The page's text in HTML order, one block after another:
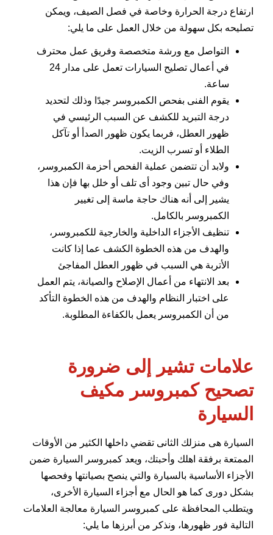
ارتفاع درجة الحرارة وخاصة في فصل الصيف، ويمكن
تصليحه بكل سهولة من خلال العمل على ما يلي:
التواصل مع ورشة متخصصة وفريق عمل محترف
في أعمال تصليح السيارات تعمل على مدار 24
ساعة.
يقوم الفنى بفحص الكمبروسر جيدًا وذلك لتحديد
درجة التبريد للكشف عن السبب الرئيسي في
ظهور العطل، فربما يكون ظهور الصدأ أو تآكل
الطلاء أو تسرب الزيت.
ولابد أن تتضمن عملية الفحص أحزمة الكمبروسر،
وفي حال تبين وجود أى تلف أو خلل بها فإن هذا
يشير إلى أنه هناك حاجة ماسة إلى تغيير
الكمبروسر بالكامل.
تنظيف الأجزاء الداخلية والخارجية للكمبروسر،
والهدف من هذه الخطوة الكشف عما إذا كانت
الأتربة هي السبب في ظهور العطل المفاجئ
بعد الانتهاء من أعمال الإصلاح والصيانة، يتم العمل
على اختبار النظام والهدف من هذه الخطوة التأكد
من أن الكمبروسر يعمل بالكفاءة المطلوبة.
علامات تشير إلى ضرورة
تصحيح كمبروسر مكيف
السيارة
السيارة هى منزلك الثانى تقضي داخلها الكثير من الأوقات
الممتعة برفقة اهلك وأحبتك، ويعد كمبروسر السيارة ضمن
الأجزاء الأساسية بالسيارة والتي ينصح بصيانتها وفحصها
بشكل دورى كما هو الحال مع أجزاء السيارة الأخرى،
ويتطلب المحافظة على كمبروسر السيارة معالجة العلامات
التالية فور ظهورها، ونذكر من أبرزها ما يلي: